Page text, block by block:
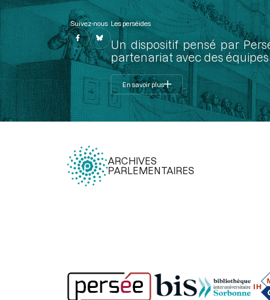
Suivez-nous Les perséides
Un dispositif pensé par
partenariat avec des
En savoir plus
ARCHIVES
PARLEMENTAIRES